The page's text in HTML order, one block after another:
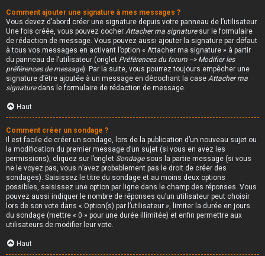
Comment ajouter une signature à mes messages ?
Vous devez d’abord créer une signature depuis votre panneau de l’utilisateur.
Une fois créée, vous pouvez cocher Attacher ma signaturesur le formulaire
de rédaction de message. Vous pouvez aussi ajouter la signature par défaut
à tous vos messages en activant l’option « Attacher ma signature » à partir
du panneau de l’utilisateur (onglet Préférences du forum --> Modifier les
préférences de message). Par la suite, vous pourrez toujours empêcher une
signature d’être ajoutée à un message en décochant la case Attacher ma
signaturedans le formulaire de rédaction de message.
Haut
Comment créer un sondage ?
Il est facile de créer un sondage, lors de la publication d’un nouveau sujet ou
la modification du premier message d’un sujet (si vous en avez les
permissions), cliquez sur l’onglet Sondagesous la partie message (si vous
ne le voyez pas, vous n’avez probablement pas le droit de créer des
sondages). Saisissez le titre du sondage et au moins deux options
possibles, saisissez une option par ligne dans le champ des réponses. Vous
pouvez aussi indiquer le nombre de réponses qu’un utilisateur peut choisir
lors de son vote dans « Option(s) par l’utilisateur », limiter la durée en jours
du sondage (mettre « 0 » pour une durée illimitée) et enfin permettre aux
utilisateurs de modifier leur vote.
Haut